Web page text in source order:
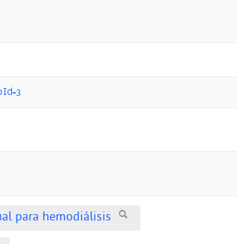
para hemodiálisis